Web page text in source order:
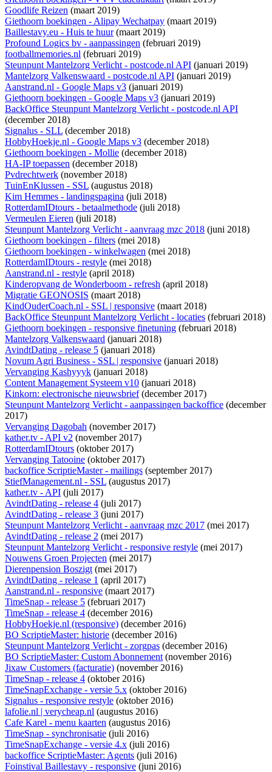
Goodlife Reizen (maart 2019)
Giethoorn boekingen - Alipay Wechatpay (maart 2019)
Baillestavy.eu - Huis te huur(maart 2019)
Profound Logics bv - aanpassingen (februari 2019)
footballmemories.nl (februari 2019)
Steunpunt Mantelzorg Verlicht - postcode.nl API (januari 2019)
Mantelzorg Valkenswaard - postcode.nl API (januari 2019)
Aanstrand.nl - Google Maps v3 (januari 2019)
Giethoorn boekingen - Google Maps v3 (januari 2019)
BackOffice Steunpunt Mantelzorg Verlicht - postcode.nl API
(december 2018)
Signalus - SLL (december 2018)
HobbyHoekje.nl - Google Maps v3 (december 2018)
Giethoorn boekingen - Mollie (december 2018)
HA-IP toepassen (december 2018)
Pvdrechtwerk (november 2018)
TuinEnKlussen - SSL (augustus 2018)
Kim Hemmes - landingspagina (juli 2018)
RotterdamIDtours - betaalmethode (juli 2018)
Vermeulen Eieren (juli 2018)
Steunpunt Mantelzorg Verlicht - aanvraag mzc 2018 (juni 2018)
Giethoorn boekingen - filters (mei 2018)
Giethoorn boekingen - winkelwagen (mei 2018)
RotterdamIDtours - restyle (mei 2018)
Aanstrand.nl - restyle (april 2018)
Kinderopvang de Wonderboom - refresh (april 2018)
Migratie GEONOSIS (maart 2018)
KindOuderCoach.nl - SSL | responsive (maart 2018)
BackOffice Steunpunt Mantelzorg Verlicht - locaties (februari 2018)
Giethoorn boekingen - responsive finetuning (februari 2018)
Mantelzorg Valkenswaard (januari 2018)
AvindtDating - release 5 (januari 2018)
Novum Agri Business - SSL | responsive (januari 2018)
Vervanging Kashyyyk (januari 2018)
Content Management Systeem v10 (januari 2018)
Kinkorn: electronische nieuwsbrief(december 2017)
Steunpunt Mantelzorg Verlicht - aanpassingen backoffice (december
2017)
Vervanging Dagobah (november 2017)
kather.tv - API v2 (november 2017)
RotterdamIDtours (oktober 2017)
Vervanging Tatooine (oktober 2017)
backoffice ScriptieMaster - mailings (september 2017)
StiefManagement.nl - SSL (augustus 2017)
kather.tv - API (juli 2017)
AvindtDating - release 4 (juli 2017)
AvindtDating - release 3 (juni 2017)
Steunpunt Mantelzorg Verlicht - aanvraag mzc 2017 (mei 2017)
AvindtDating - release 2 (mei 2017)
Steunpunt Mantelzorg Verlicht - responsive restyle (mei 2017)
Nouwens Groen Projecten (mei 2017)
Dierenpension Boszigt(mei 2017)
AvindtDating - release 1 (april 2017)
Aanstrand.nl - responsive (maart 2017)
TimeSnap - release 5 (februari 2017)
TimeSnap - release 4 (december 2016)
HobbyHoekje.nl (responsive) (december 2016)
BO ScriptieMaster: historie (december 2016)
Steunpunt Mantelzorg Verlicht - zorgpas (december 2016)
BO ScriptieMaster: Custom Abonnement(november 2016)
Jixaw Customers (facturatie) (november 2016)
TimeSnap - release 4 (oktober 2016)
TimeSnapExchange - versie 5.x (oktober 2016)
Signalus - responsive restyle (oktober 2016)
lafolie.nl | verycheap.nl (augustus 2016)
Cafe Karel - menu kaarten (augustus 2016)
TimeSnap - synchronisatie (juli 2016)
TimeSnapExchange - versie 4.x (juli 2016)
backoffice ScriptieMaster: Agents (juli 2016)
Foinstival Baillestavy - responsive (juni 2016)